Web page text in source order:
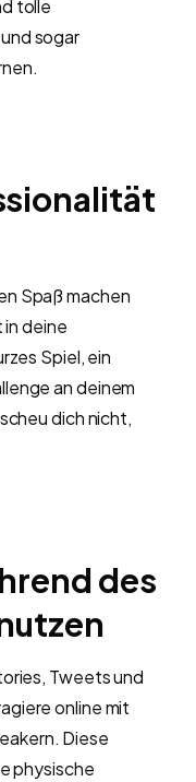
tolle
sogar
Spaß machen
deine
Spiel, ein
an deinem
dich nicht,
des
Tweets und
online mit
Diese
physische